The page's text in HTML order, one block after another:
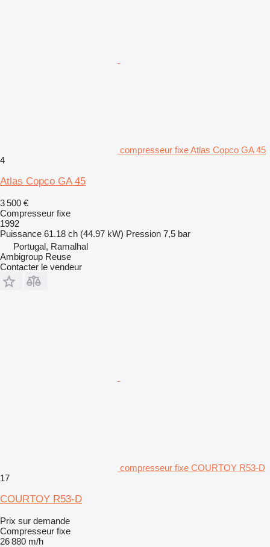
compresseur fixe Atlas Copco GA 45
4
Atlas Copco GA 45
3 500 €
Compresseur fixe
1992
Puissance 61.18 ch (44.97 kW) Pression 7,5 bar
Portugal, Ramalhal
Ambigroup Reuse
Contacter le vendeur
compresseur fixe COURTOY R53-D
17
COURTOY R53-D
Prix sur demande
Compresseur fixe
26 880 m/h